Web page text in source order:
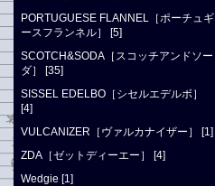
PORTUGUESE FLANNEL［ポーチュギ
ースフランネル］ [5]
SCOTCH&SODA［スコッチアンドソー
ダ］ [35]
SISSEL EDELBO［シセルエデルボ］
[4]
VULCANIZER［ヴァルカナイザー］ [1]
ZDA［ゼットディーエー］ [4]
Wedgie [1]